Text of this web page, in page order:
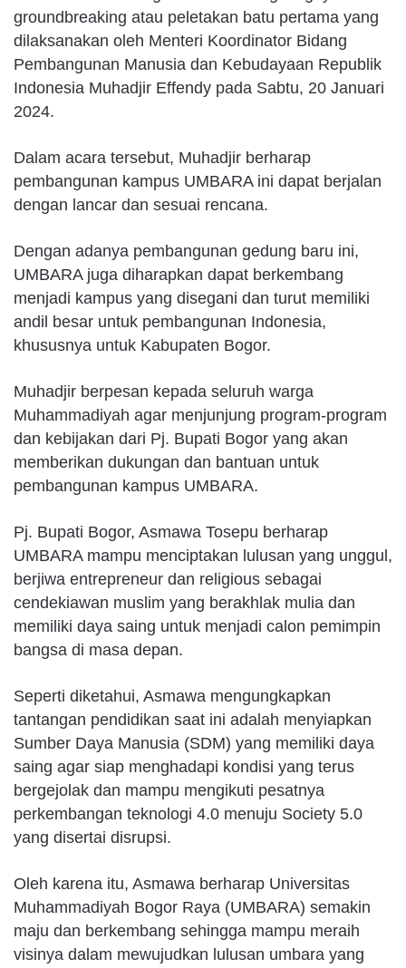
groundbreaking atau peletakan batu pertama yang
dilaksanakan oleh Menteri Koordinator Bidang
Pembangunan Manusia dan Kebudayaan Republik
Indonesia Muhadjir Effendy pada Sabtu, 20 Januari
2024.
Dalam acara tersebut, Muhadjir berharap
pembangunan kampus UMBARA ini dapat berjalan
dengan lancar dan sesuai rencana.
Dengan adanya pembangunan gedung baru ini,
UMBARA juga diharapkan dapat berkembang
menjadi kampus yang disegani dan turut memiliki
andil besar untuk pembangunan Indonesia,
khususnya untuk Kabupaten Bogor.
Muhadjir berpesan kepada seluruh warga
Muhammadiyah agar menjunjung program-program
dan kebijakan dari Pj. Bupati Bogor yang akan
memberikan dukungan dan bantuan untuk
pembangunan kampus UMBARA.
Pj. Bupati Bogor, Asmawa Tosepu berharap
UMBARA mampu menciptakan lulusan yang unggul,
berjiwa entrepreneur dan religious sebagai
cendekiawan muslim yang berakhlak mulia dan
memiliki daya saing untuk menjadi calon pemimpin
bangsa di masa depan.
Seperti diketahui, Asmawa mengungkapkan
tantangan pendidikan saat ini adalah menyiapkan
Sumber Daya Manusia (SDM) yang memiliki daya
saing agar siap menghadapi kondisi yang terus
bergejolak dan mampu mengikuti pesatnya
perkembangan teknologi 4.0 menuju Society 5.0
yang disertai disrupsi.
Oleh karena itu, Asmawa berharap Universitas
Muhammadiyah Bogor Raya (UMBARA) semakin
maju dan berkembang sehingga mampu meraih
visinya dalam mewujudkan lulusan umbara yang